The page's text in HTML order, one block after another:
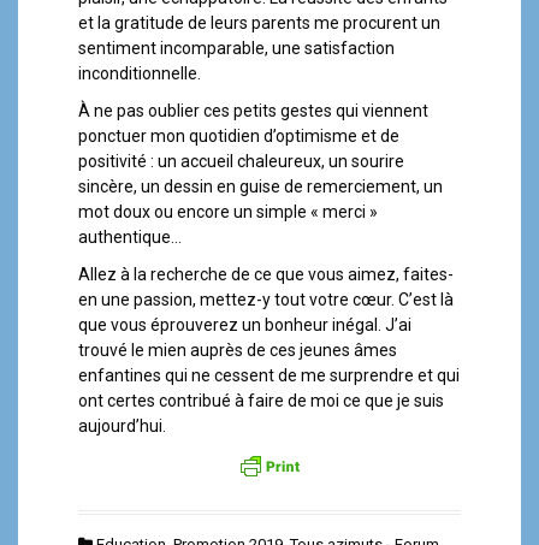
et la gratitude de leurs parents me procurent un
sentiment incomparable, une satisfaction
inconditionnelle.
À ne pas oublier ces petits gestes qui viennent
ponctuer mon quotidien d’optimisme et de
positivité : un accueil chaleureux, un sourire
sincère, un dessin en guise de remerciement, un
mot doux ou encore un simple « merci »
authentique…
Allez à la recherche de ce que vous aimez, faites-
en une passion, mettez-y tout votre cœur. C’est là
que vous éprouverez un bonheur inégal. J’ai
trouvé le mien auprès de ces jeunes âmes
enfantines qui ne cessent de me surprendre et qui
ont certes contribué à faire de moi ce que je suis
aujourd’hui.